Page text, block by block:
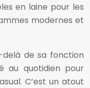
en laine pour les
modernes et
de sa fonction
au quotidien pour
C’est un atout